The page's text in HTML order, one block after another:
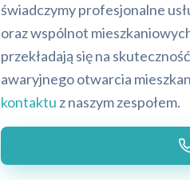
świadczymy profesjonalne
oraz wspólnot
przekładają się na
awaryjnego otwarcia
kontaktu z naszym zespołem.